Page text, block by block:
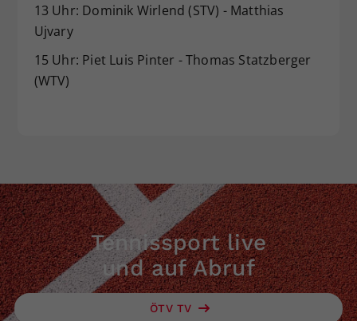
13 Uhr: Dominik Wirlend (STV) - Matthias
Ujvary
15 Uhr: Piet Luis Pinter - Thomas Statzberger
(WTV)
Tennissport live
und auf Abruf
ÖTV TV